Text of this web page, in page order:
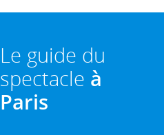
Le guide du
spectacle à
Paris